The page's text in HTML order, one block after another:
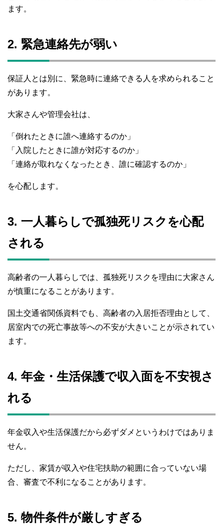
ます。
2. 緊急連絡先が弱い
保証人とは別に、緊急時に連絡できる人を求められること
があります。
大家さんや管理会社は、
「倒れたときに誰へ連絡するのか」
「入院したときに誰が対応するのか」
「連絡が取れなくなったとき、誰に確認するのか」
を心配します。
3. 一人暮らしで孤独死リスクを心配
される
高齢者の一人暮らしでは、孤独死リスクを理由に大家さん
が慎重になることがあります。
国土交通省関係資料でも、高齢者の入居拒否理由として、
居室内での死亡事故等への不安が大きいことが示されてい
ます。
4. 年金・生活保護で収入面を不安視さ
れる
年金収入や生活保護だから必ずダメというわけではありま
せん。
ただし、家賃が収入や住宅扶助の範囲に合っていない場
合、審査で不利になることがあります。
5. 物件条件が厳しすぎる